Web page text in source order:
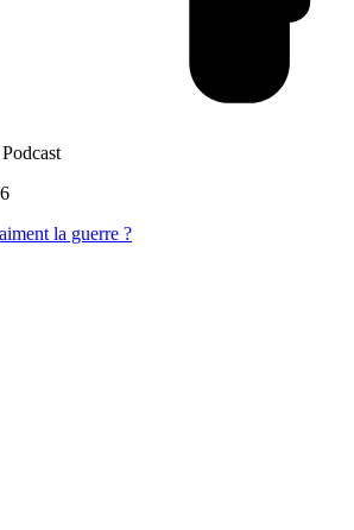
Podcast
la guerre ?